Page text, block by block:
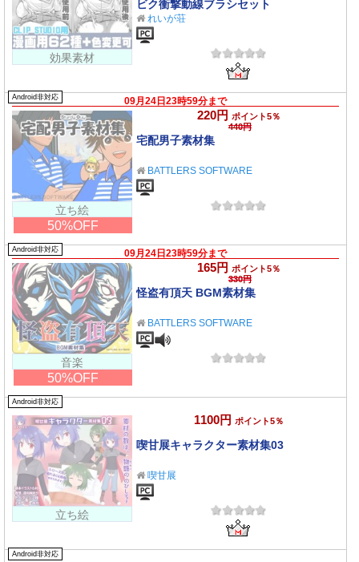
効果素材
ビク衝撃動線ブラシセット
れいが荘
09月24日23時59分まで
Android非対応
立ち絵
50%OFF
220円 ポイント5％
440円
宅配男子素材集
BATTLERS SOFTWARE
09月24日23時59分まで
Android非対応
音楽
50%OFF
165円 ポイント5％
330円
怪盗有頂天 BGM素材集
BATTLERS SOFTWARE
Android非対応
立ち絵
1100円 ポイント5％
喫甘展キャラクター素材集03
喫甘展
Android非対応